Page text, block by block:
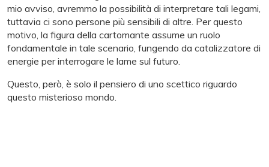
mio avviso, avremmo la possibilità di interpretare tali legami,
tuttavia ci sono persone più sensibili di altre. Per questo
motivo, la figura della cartomante assume un ruolo
fondamentale in tale scenario, fungendo da catalizzatore di
energie per interrogare le lame sul futuro.
Questo, però, è solo il pensiero di uno scettico riguardo
questo misterioso mondo.